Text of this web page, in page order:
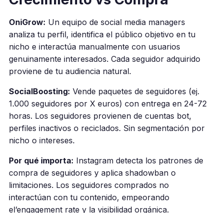
OniGrow: Un equipo de social media managers
analiza tu perfil, identifica el público objetivo en tu
nicho e interactúa manualmente con usuarios
genuinamente interesados. Cada seguidor adquirido
proviene de tu audiencia natural.
SocialBoosting: Vende paquetes de seguidores (ej.
1.000 seguidores por X euros) con entrega en 24-72
horas. Los seguidores provienen de cuentas bot,
perfiles inactivos o reciclados. Sin segmentación por
nicho o intereses.
Por qué importa: Instagram detecta los patrones de
compra de seguidores y aplica shadowban o
limitaciones. Los seguidores comprados no
interactúan con tu contenido, empeorando
el’engagement rate y la visibilidad orgánica.